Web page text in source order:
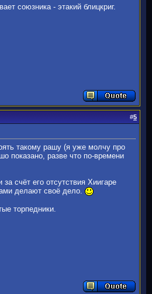
союзника - этакий блицкриг.
#5
такому рашу (я уже молчу про
показано, разве что по-времени
счёт его отсутствия Хиигаре
делают своё дело.
торпедники.